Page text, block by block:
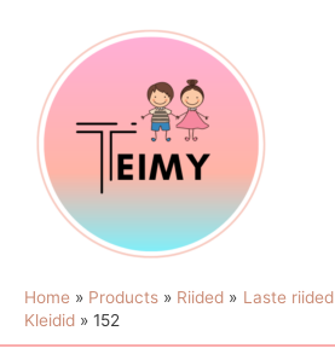
Home Products Riided Laste riided
Kleidid
152